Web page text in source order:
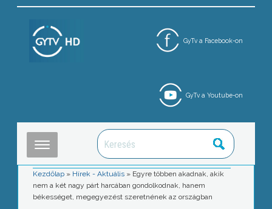
GyTv a Facebook-on
GyTv a Youtube-on
Kezdőlap » Hírek - Aktuális » Egyre többen akadnak, akik
nem a két nagy párt harcában gondolkodnak, hanem
békességet, megegyezést szeretnének az országban